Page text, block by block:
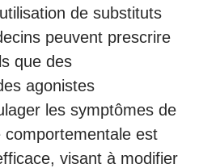
de substituts
peuvent prescrire
que des
agonistes
les symptômes de
est
visant à modifier